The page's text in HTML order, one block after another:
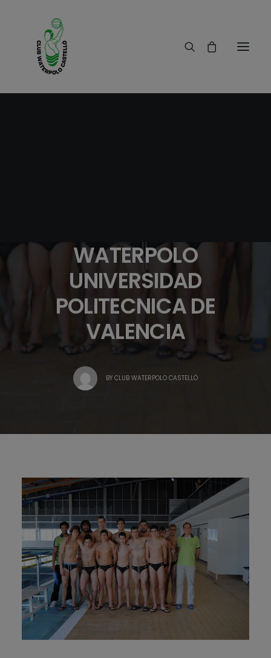
WATERPOLO
UNIVERSIDAD
POLITECNICA DE
VALENCIA
BY CLUB WATERPOLO CASTELLÓ